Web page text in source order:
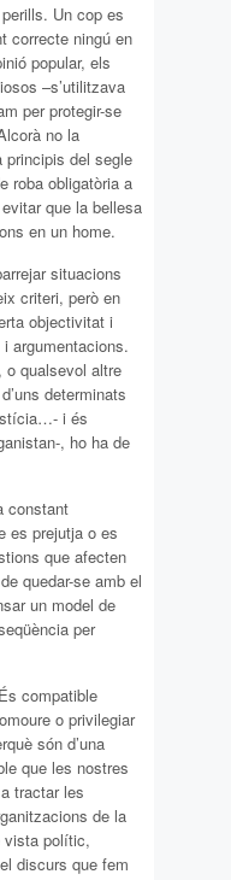
Un cop es
correcte ningú en
popular, els
–s’utilitzava
per protegir-se
no la
principis del segle
roba obligatòria a
que la bellesa
en un home.
situacions
criteri, però en
objectivitat i
argumentacions.
o qualsevol altre
determinats
i és
, ho ha de
constant
es prejutja o es
que afecten
quedar-se amb el
un model de
per
compatible
o privilegiar
són d’una
que les nostres
tractar les
de la
vista polític,
discurs que fem